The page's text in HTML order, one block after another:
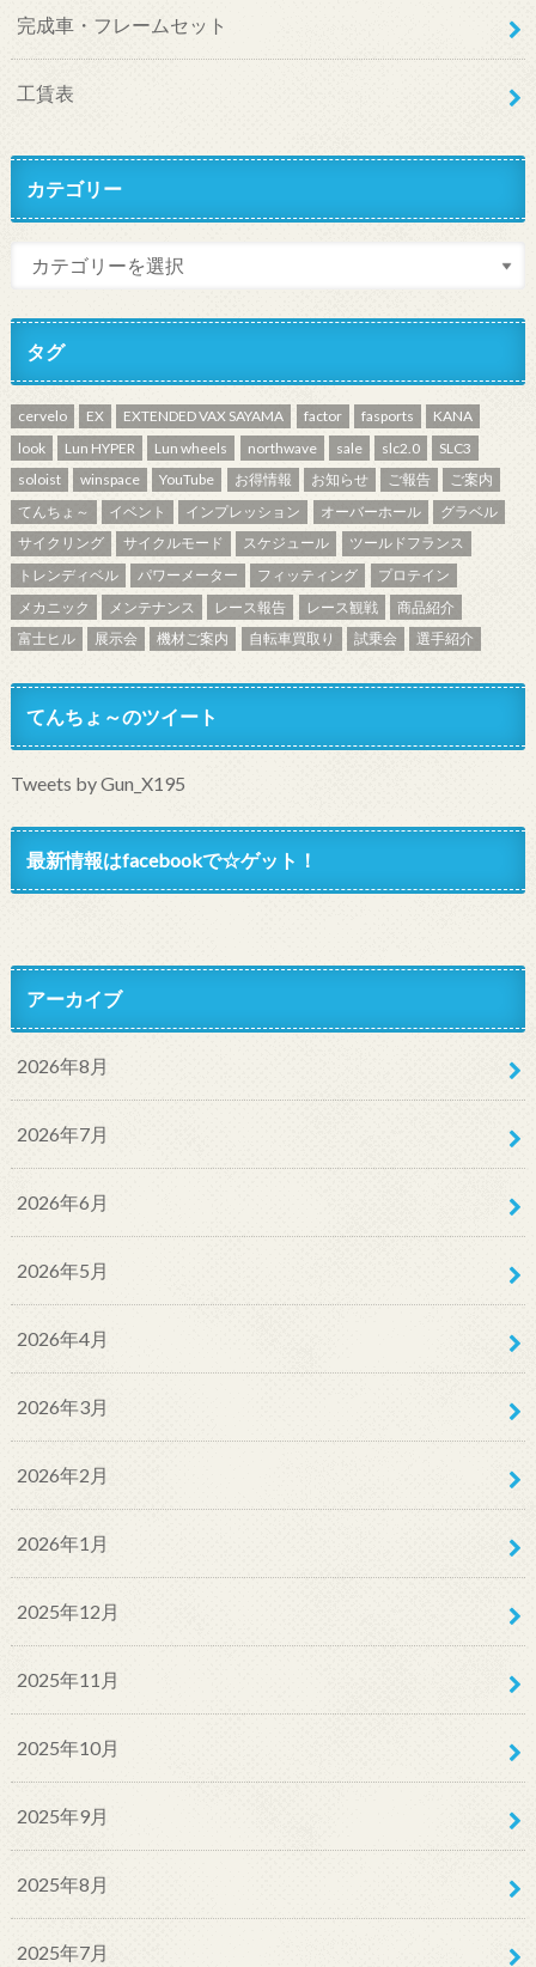
完成車・フレームセット
工賃表
カテゴリー
タグ
cervelo EX EXTENDED VAX SAYAMA factor fasports
KANA
look
Lun HYPER Lun wheels northwave sale slc2.0
SLC3
soloist
winspace YouTube お得情報 お知らせ ご報告
ご案内
てんちょ～
イベント インプレッション オーバーホール
グラベル
サイクリング
サイクルモード スケジュール
ツールドフランス
トレンディベル
パワーメーター フィッティング
プロテイン
メカニック
メンテナンス レース報告 レース観戦
商品紹介
富士ヒル
展示会 機材ご案内 自転車買取り 試乗会 選手紹介
てんちょ～のツイート
Tweets by Gun_X195
最新情報はfacebookで☆ゲット！
アーカイブ
2026年8月
2026年7月
2026年6月
2026年5月
2026年4月
2026年3月
2026年2月
2026年1月
2025年12月
2025年11月
2025年10月
2025年9月
2025年8月
2025年7月